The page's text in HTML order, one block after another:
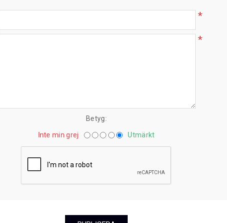
*
*
Betyg:
Inte min grej Utmärkt